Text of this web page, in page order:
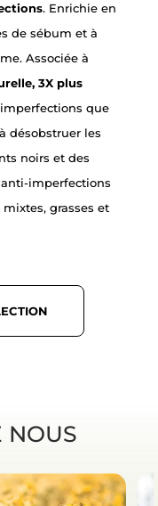
. Enrichie en
de sébum et à
Associée à
3X plus
que
désobstruer les
noirs et des
imperfections
grasses et
NOUS